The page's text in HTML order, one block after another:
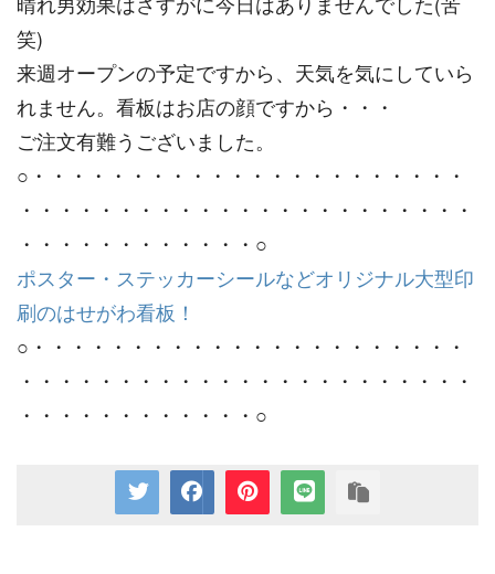
笑)
来週オープンの予定ですから、天気を気にしていら
れません。看板はお店の顔ですから・・・
ご注文有難うございました。
○・・・・・・・・・・・・・・・・・・・・・・
・・・・・・・・・・・・・・・・・・・・・・・
・・・・・・・・・・・・○
ポスター・ステッカーシールなどオリジナル大型印
刷のはせがわ看板！
○・・・・・・・・・・・・・・・・・・・・・・
・・・・・・・・・・・・・・・・・・・・・・・
・・・・・・・・・・・・○